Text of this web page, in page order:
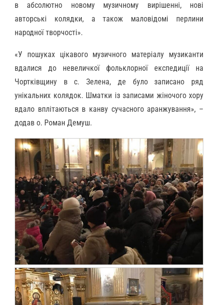
в абсолютно новому музичному вирішенні, нові
авторські колядки, а також маловідомі перлини
народної творчості».
«У пошуках цікавого музичного матеріалу музиканти
вдалися до невеличкої фольклорної експедиції на
Чортківщину в с. Зелена, де було записано ряд
унікальних колядок. Шматки із записами жіночого хору
вдало вплітаються в канву сучасного аранжування», –
додав о. Роман Демуш.